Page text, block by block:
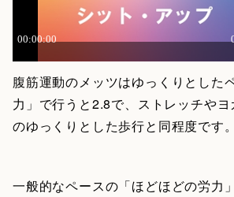
腹筋運動のメッツはゆっくりとした
力」で行うと2.8で、ストレッチや
のゆっくりとした歩行と同程度です。
一般的なペースの「ほどほどの労力